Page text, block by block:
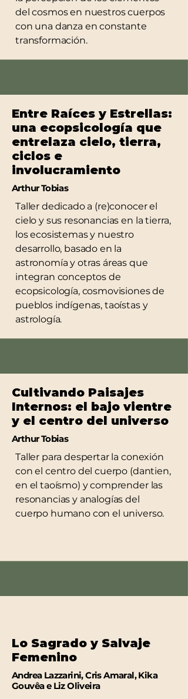
del cosmos en nuestros cuerpos
con una danza en constante
transformación.
Entre Raíces y Estrellas:
una ecopsicología que
entrelaza cielo, tierra,
ciclos e
involucramiento
Arthur Tobias
Taller dedicado a (re)conocer el
cielo y sus resonancias en la tierra,
los ecosistemas y nuestro
desarrollo, basado en la
astronomía y otras áreas que
integran conceptos de
ecopsicología, cosmovisiones de
pueblos indígenas, taoístas y
astrología.
Cultivando Paisajes
Internos: el bajo vientre
y el centro del universo
Arthur Tobias
Taller para despertar la conexión
con el centro del cuerpo (dantien,
en el taoísmo) y comprender las
resonancias y analogías del
cuerpo humano con el universo.
Lo Sagrado y Salvaje
Femenino
Andrea Lazzarini, Cris Amaral, Kika
Gouvêa e Liz Oliveira